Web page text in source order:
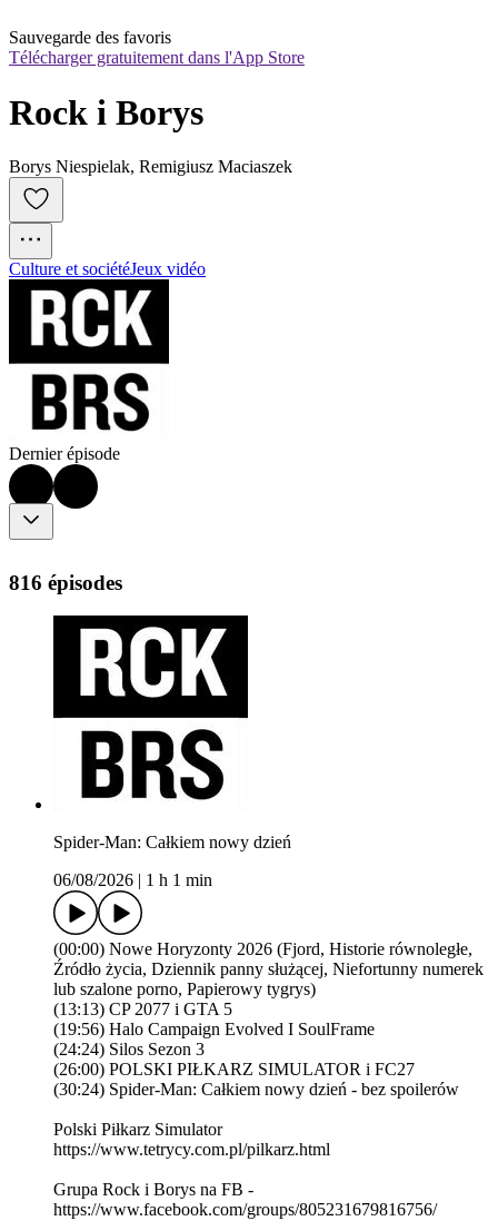
Sauvegarde des favoris
Télécharger gratuitement dans l'App Store
Rock i Borys
Borys Niespielak, Remigiusz Maciaszek
Culture et sociétéJeux vidéo
Dernier épisode
816 épisodes
Spider-Man: Całkiem nowy dzień
06/08/2026
1 h 1 min
(00:00) Nowe Horyzonty 2026 (Fjord, Historie równoległe,
Źródło życia, Dziennik panny służącej, Niefortunny numerek
lub szalone porno, Papierowy tygrys)
(13:13) CP 2077 i GTA 5
(19:56) Halo Campaign Evolved I SoulFrame
(24:24) Silos Sezon 3
(26:00) POLSKI PIŁKARZ SIMULATOR i FC27
(30:24) Spider-Man: Całkiem nowy dzień - bez spoilerów
Polski Piłkarz Simulator
https://www.tetrycy.com.pl/pilkarz.html
Grupa Rock i Borys na FB -
https://www.facebook.com/groups/805231679816756/